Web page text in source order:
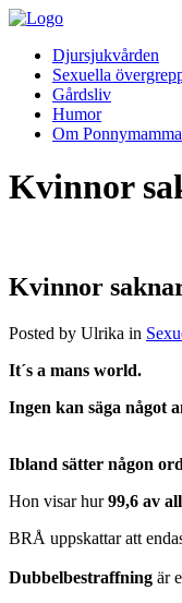
Djursjukvården
Sexuella
Gårdsliv
Humor
Om
Kvinnor
Kvinnor
Posted by Ulrika in
It´s a mans world.
Ingen kan säga något
Ibland sätter någon
Hon visar hur99,6 av
BRÅ uppskattar att
Dubbelbestraffning är